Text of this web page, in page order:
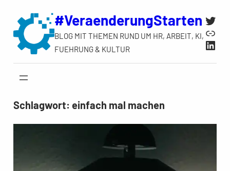
Inhalt
springen
#VeraenderungStarten
BLOG MIT THEMEN RUND UM HR, ARBEIT, KI,
FUEHRUNG & KULTUR
Link
Schlagwort: einfach mal machen